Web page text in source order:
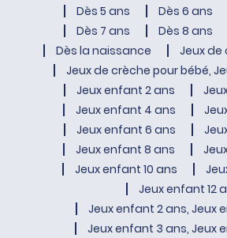
Dès 5 ans
Dès 6 ans
Dès 7 ans
Dès 8 ans
Dès la naissance
Jeux de
Jeux de crèche pour bébé,
Jeux enfant 2 ans
Jeux enfant 4 ans
Jeux enfant 6 ans
Jeux enfant 8 ans
Jeux enfant 10 ans
Jeux enfant 12
Jeux enfant 2 ans, Jeux
Jeux enfant 3 ans, Jeux